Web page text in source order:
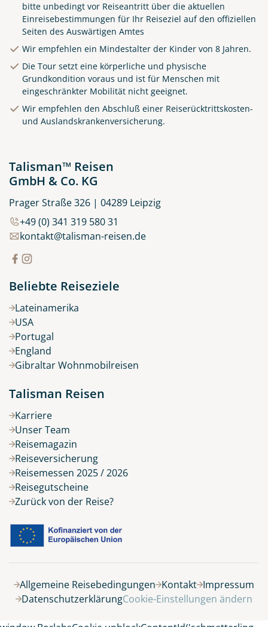
Reisen mit dem Zug. Züge in
Sri Lanka. Schienenverkehr.
Eisenbahn. Verkehr in Asien
© MISHA - stock.adobe.com
15 Tage
Belegung
bitte unbedingt vor Reiseantritt über die aktuellen
Einreisebestimmungen für Ihr Reiseziel auf den offiziellen
Seiten des Auswärtigen Amtes
Wir empfehlen ein Mindestalter der Kinder von 8 Jahren.
Die Tour setzt eine körperliche und physische
Grundkondition voraus und ist für Menschen mit
eingeschränkter Mobilität nicht geeignet.
Wir empfehlen den Abschluß einer Reiserücktrittskosten-
und Auslandskrankenversicherung.
Talisman™ Reisen
GmbH & Co. KG
Prager Straße 326 | 04289 Leipzig
+49 (0) 341 319 580 31
kontakt@talisman-reisen.de
Beliebte Reiseziele
Lateinamerika
USA
Portugal
England
Gibraltar Wohnmobilreisen
Talisman Reisen
Karriere
Unser Team
Reisemagazin
Reiseversicherung
Reisemessen 2025 / 2026
Reisegutscheine
Zurück von der Reise?
Allgemeine Reisebedingungen Kontakt Impressum
DatenschutzerklärungCookie-Einstellungen ändern